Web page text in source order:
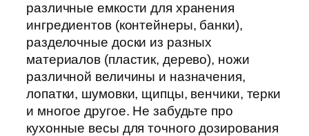
различные емкости для хранения
ингредиентов (контейнеры, банки),
разделочные доски из разных
материалов (пластик, дерево), ножи
различной величины и назначения,
лопатки, шумовки, щипцы, венчики, терки
и многое другое. Не забудьте про
кухонные весы для точного дозирования